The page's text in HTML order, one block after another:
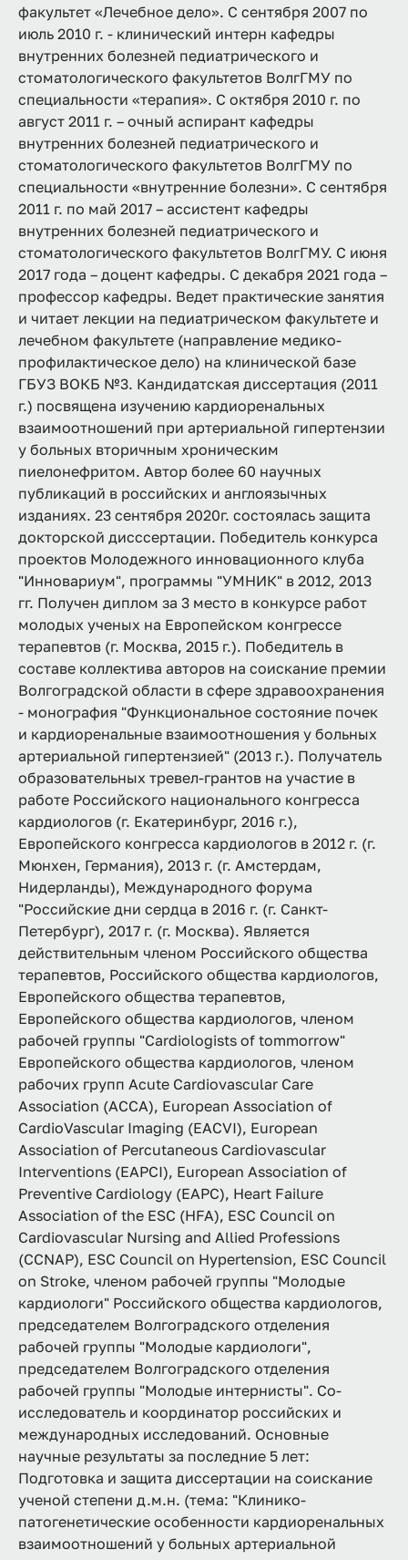
факультет «Лечебное дело». С сентября 2007 по
июль 2010 г. - клинический интерн кафедры
внутренних болезней педиатрического и
стоматологического факультетов ВолгГМУ по
специальности «терапия». С октября 2010 г. по
август 2011 г. – очный аспирант кафедры
внутренних болезней педиатрического и
стоматологического факультетов ВолгГМУ по
специальности «внутренние болезни». С сентября
2011 г. по май 2017 – ассистент кафедры
внутренних болезней педиатрического и
стоматологического факультетов ВолгГМУ. С июня
2017 года – доцент кафедры. С декабря 2021 года –
профессор кафедры. Ведет практические занятия
и читает лекции на педиатрическом факультете и
лечебном факультете (направление медико-
профилактическое дело) на клинической базе
ГБУЗ ВОКБ №3. Кандидатская диссертация (2011
г.) посвящена изучению кардиоренальных
взаимоотношений при артериальной гипертензии
у больных вторичным хроническим
пиелонефритом. Автор более 60 научных
публикаций в российских и англоязычных
изданиях. 23 сентября 2020г. состоялась защита
докторской дисссертации. Победитель конкурса
проектов Молодежного инновационного клуба
"Инновариум", программы "УМНИК" в 2012, 2013
гг. Получен диплом за 3 место в конкурсе работ
молодых ученых на Европейском конгрессе
терапевтов (г. Москва, 2015 г.). Победитель в
составе коллектива авторов на соискание премии
Волгоградской области в сфере здравоохранения
- монография "Функциональное состояние почек
и кардиоренальные взаимоотношения у больных
артериальной гипертензией" (2013 г.). Получатель
образовательных тревел-грантов на участие в
работе Российского национального конгресса
кардиологов (г. Екатеринбург, 2016 г.),
Европейского конгресса кардиологов в 2012 г. (г.
Мюнхен, Германия), 2013 г. (г. Амстердам,
Нидерланды), Международного форума
"Российские дни сердца в 2016 г. (г. Санкт-
Петербург), 2017 г. (г. Москва). Является
действительным членом Российского общества
терапевтов, Российского общества кардиологов,
Европейского общества терапевтов,
Европейского общества кардиологов, членом
рабочей группы "Cardiologists of tommorrow"
Европейского общества кардиологов, членом
рабочих групп Acute Cardiovascular Care
Association (ACCA), European Association of
CardioVascular Imaging (EACVI), European
Association of Percutaneous Cardiovascular
Interventions (EAPCI), European Association of
Preventive Cardiology (EAPC), Heart Failure
Association of the ESC (HFA), ESC Council on
Cardiovascular Nursing and Allied Professions
(CCNAP), ESC Council on Hypertension, ESC Council
on Stroke, членом рабочей группы "Молодые
кардиологи" Российского общества кардиологов,
председателем Волгоградского отделения
рабочей группы "Молодые кардиологи",
председателем Волгоградского отделения
рабочей группы "Молодые интернисты". Со-
исследователь и координатор российских и
международных исследований. Основные
научные результаты за последние 5 лет:
Подготовка и защита диссертации на соискание
ученой степени д.м.н. (тема: "Клинико-
патогенетические особенности кардиоренальных
взаимоотношений у больных артериальной